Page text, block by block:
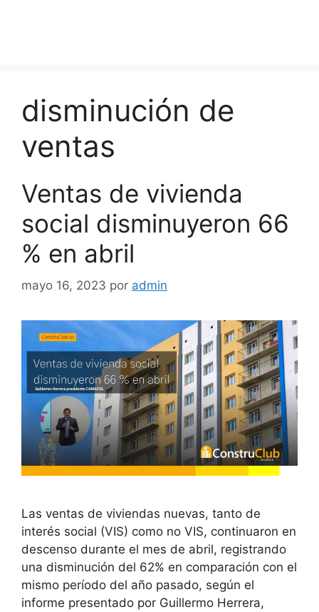
disminución de
ventas
Ventas de vivienda
social disminuyeron 66
% en abril
mayo 16, 2023 por admin
Las ventas de viviendas nuevas, tanto de
interés social (VIS) como no VIS, continuaron en
descenso durante el mes de abril, registrando
una disminución del 62% en comparación con el
mismo período del año pasado, según el
informe presentado por Guillermo Herrera,